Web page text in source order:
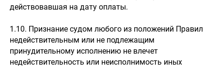
действовавшая на дату оплаты.
1.10. Признание судом любого из положений Правил
недействительным или не подлежащим
принудительному исполнению не влечет
недействительность или неисполнимость иных